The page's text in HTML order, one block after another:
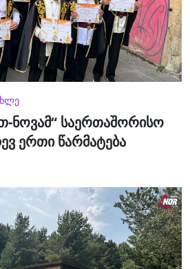
ნოვამ“ საერთაშორისო
ერთი წარმატება